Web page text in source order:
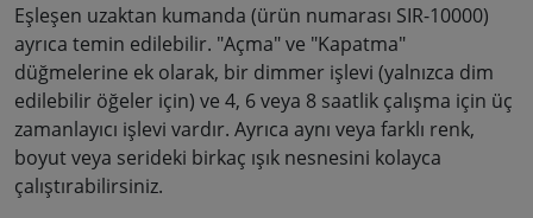
Eşleşen uzaktan kumanda (ürün numarası SIR-10000)
ayrıca temin edilebilir. "Açma" ve "Kapatma"
düğmelerine ek olarak, bir dimmer işlevi (yalnızca dim
edilebilir öğeler için) ve 4, 6 veya 8 saatlik çalışma için üç
zamanlayıcı işlevi vardır. Ayrıca aynı veya farklı renk,
boyut veya serideki birkaç ışık nesnesini kolayca
çalıştırabilirsiniz.